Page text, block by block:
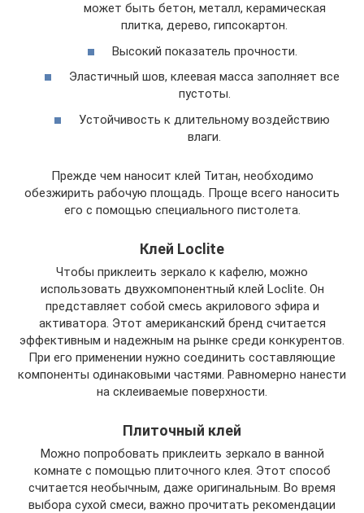
может быть бетон, металл, керамическая
плитка, дерево, гипсокартон.
Высокий показатель прочности.
Эластичный шов, клеевая масса заполняет все
пустоты.
Устойчивость к длительному воздействию
влаги.
Прежде чем наносит клей Титан, необходимо
обезжирить рабочую площадь. Проще всего наносить
его с помощью специального пистолета.
Клей Loclite
Чтобы приклеить зеркало к кафелю, можно
использовать двухкомпонентный клей Loclite. Он
представляет собой смесь акрилового эфира и
активатора. Этот американский бренд считается
эффективным и надежным на рынке среди конкурентов.
При его применении нужно соединить составляющие
компоненты одинаковыми частями. Равномерно нанести
на склеиваемые поверхности.
Плиточный клей
Можно попробовать приклеить зеркало в ванной
комнате с помощью плиточного клея. Этот способ
считается необычным, даже оригинальным. Во время
выбора сухой смеси, важно прочитать рекомендации